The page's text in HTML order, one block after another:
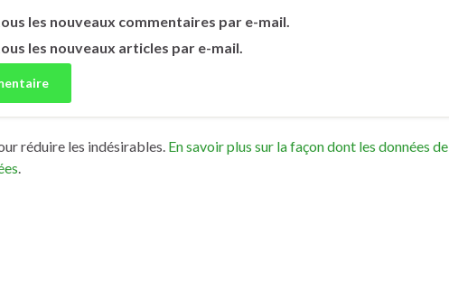
les nouveaux commentaires par e-mail.
les nouveaux articles par e-mail.
réduire les indésirables. En savoir plus sur la façon dont les données
.